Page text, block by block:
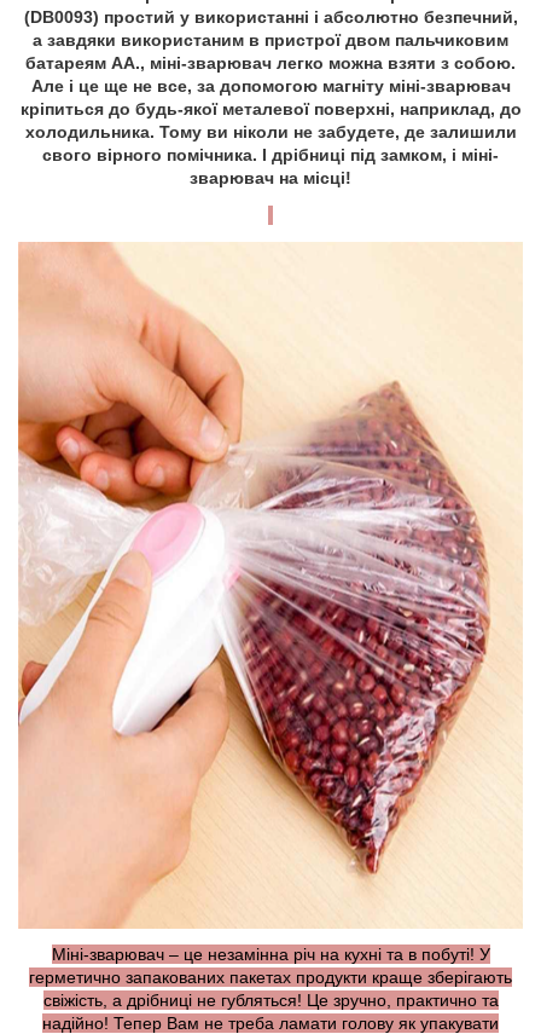
(DB0093) простий у використанні і абсолютно безпечний,
а завдяки використаним в пристрої двом пальчиковим
батареям АА., міні-зварювач легко можна взяти з собою.
Але і це ще не все, за допомогою магніту міні-зварювач
кріпиться до будь-якої металевої поверхні, наприклад, до
холодильника. Тому ви ніколи не забудете, де залишили
свого вірного помічника. І дрібниці під замком, і міні-
зварювач на місці!
Міні-зварювач – це незамінна річ на кухні та в побуті! У
герметично запакованих пакетах продукти краще зберігають
свіжість, а дрібниці не губляться! Це зручно, практично та
надійно! Тепер Вам не треба ламати голову як упакувати